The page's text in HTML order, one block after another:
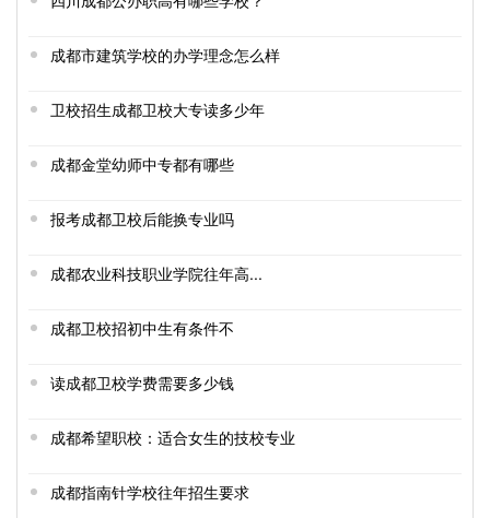
成都市建筑学校的办学理念怎么样
卫校招生成都卫校大专读多少年
成都金堂幼师中专都有哪些
报考成都卫校后能换专业吗
成都农业科技职业学院往年高...
成都卫校招初中生有条件不
读成都卫校学费需要多少钱
成都希望职校：适合女生的技校专业
成都指南针学校往年招生要求